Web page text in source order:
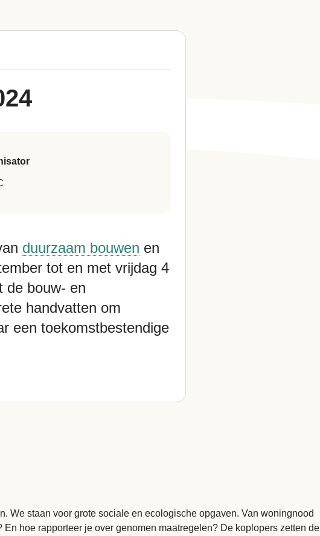
duurzaam bouwen en
tot en met vrijdag 4
de bouw- en
handvatten om
een toekomstbestendige
We staan voor grote sociale en ecologische opgaven. Van woningnood
hoe rapporteer je over genomen maatregelen? De koplopers zetten de